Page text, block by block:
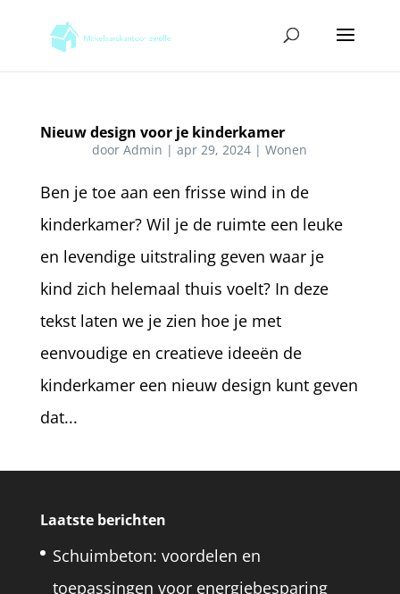
Nieuw design voor je kinderkamer
doorAdmin |apr 29, 2024 |Wonen
Ben je toe aan een frisse wind in de
kinderkamer? Wil je de ruimte een leuke
en levendige uitstraling geven waar je
kind zich helemaal thuis voelt? In deze
tekst laten we je zien hoe je met
eenvoudige en creatieve ideeën de
kinderkamer een nieuw design kunt geven
dat...
Laatste berichten
Schuimbeton: voordelen en
toepassingen voor energiebesparing